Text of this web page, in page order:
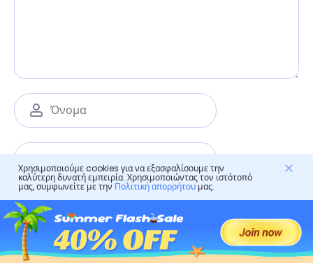
Αποθηκεύστε το όνομά μου, το email και την
ιστοσελίδα μου σε αυτόν τον περιηγητή για την
επόμενη φορά που θα σχολιάσω.
Χρησιμοποιούμε cookies για να εξασφαλίσουμε την
καλύτερη δυνατή εμπειρία. Χρησιμοποιώντας τον ιστότοπό
μας, συμφωνείτε με την Πολιτική απορρήτουμας.